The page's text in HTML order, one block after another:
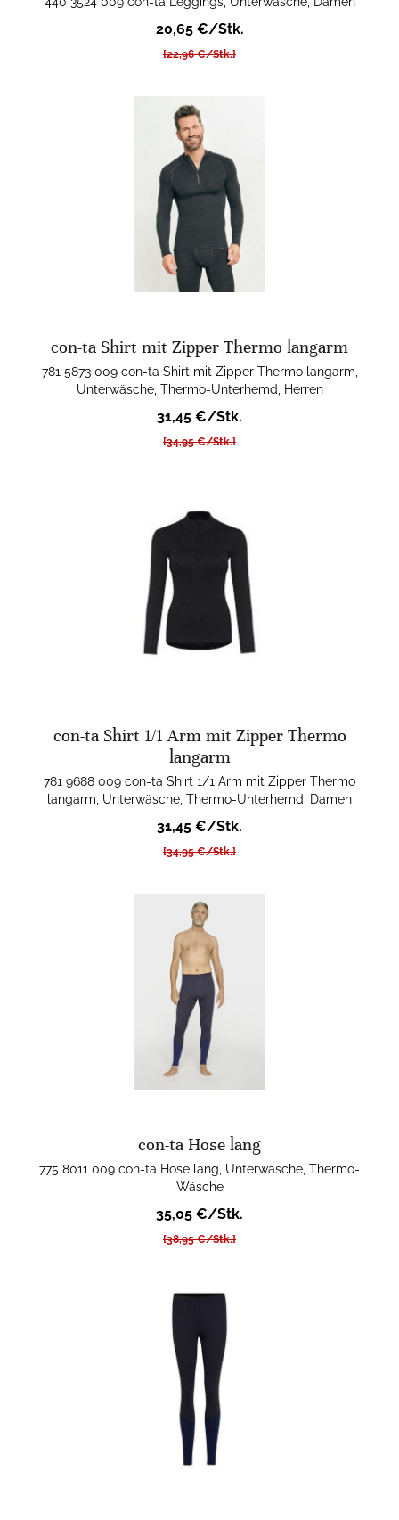
20,65 €/Stk.
[22,96 €/Stk.]
con-ta Shirt mit Zipper Thermo langarm
781 5873 009 con-ta Shirt mit Zipper Thermo langarm,
Unterwäsche, Thermo-Unterhemd, Herren
31,45 €/Stk.
[34,95 €/Stk.]
con-ta Shirt 1/1 Arm mit Zipper Thermo
langarm
781 9688 009 con-ta Shirt 1/1 Arm mit Zipper Thermo
langarm, Unterwäsche, Thermo-Unterhemd, Damen
31,45 €/Stk.
[34,95 €/Stk.]
con-ta Hose lang
775 8011 009 con-ta Hose lang, Unterwäsche, Thermo-
Wäsche
35,05 €/Stk.
[38,95 €/Stk.]